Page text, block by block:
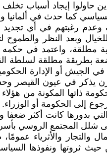
حاولوا إيجاد أسباب
كما حدث في
وعدم رغبتهم في أي
وبعد النظر والطموح
بطريقة مطلقة لسلطة
في الجيش أو الإدارة
وزن يذكر في عيون
ذاتها المكونة من
إلى الحكومة أو
بدورها كانت أكثر
شلل المجتمع الروسي
والتجار والأثرياء
من حيث ثروتها ونفوذها